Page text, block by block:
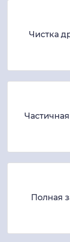
Чистка
Полная